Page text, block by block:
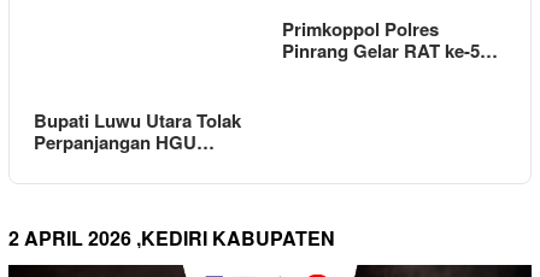
Bupati Luwu Utara Tolak
Perpanjangan HGU…
Primkoppol Polres
Pinrang Gelar RAT ke-5…
2 APRIL 2026 ,KEDIRI KABUPATEN